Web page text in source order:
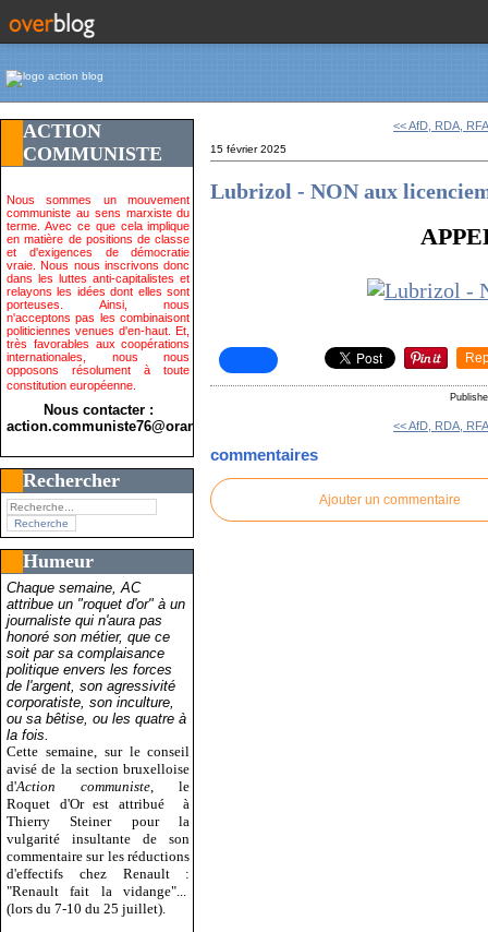
ACTION
COMMUNISTE
Nous sommes un mouvement
communiste au sens marxiste du
terme. Avec ce que cela implique
en matière de positions de classe
et d'exigences de démocratie
vraie. Nous nous inscrivons donc
dans les luttes anti-capitalistes et
relayons les idées dont elles sont
porteuses. Ainsi, nous
n'acceptons pas les combinaisont
politiciennes venues d'en-haut. Et,
très favorables aux coopérations
internationales, nous nous
opposons résolument à toute
constitution européenne.
Nous contacter :
action.communiste76@orange.fr>
Rechercher
Humeur
Chaque semaine, AC
attribue un "roquet d'or" à un
journaliste qui n'aura pas
honoré son métier, que ce
soit par sa complaisance
politique envers les forces
de l'argent, son agressivité
corporatiste, son inculture,
ou sa bêtise, ou les quatre à
la fois.
Cette semaine, sur le conseil
avisé de la section bruxelloise
d'Action communiste , le
Roquet d'Or est attribué
à
Thierry Steiner pour la
vulgarité insultante de son
commentaire sur les réductions
d'effectifs chez Renault :
"Renault fait la vidange"...
(lors du 7-10 du 25 juillet).
<< AfD, RDA,
15 février 2025
Lubrizol - NON aux
<< AfD, RDA,
commentaires
Ajouter un commentaire